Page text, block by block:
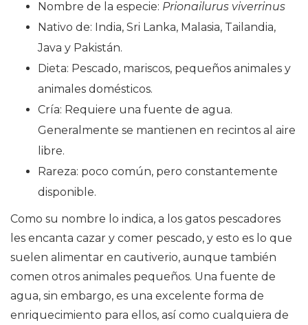
Nombre de la especie: Prionailurus viverrinus
Nativo de: India, Sri Lanka, Malasia, Tailandia,
Java y Pakistán.
Dieta: Pescado, mariscos, pequeños animales y
animales domésticos.
Cría: Requiere una fuente de agua.
Generalmente se mantienen en recintos al aire
libre.
Rareza: poco común, pero constantemente
disponible.
Como su nombre lo indica, a los gatos pescadores
les encanta cazar y comer pescado, y esto es lo que
suelen alimentar en cautiverio, aunque también
comen otros animales pequeños. Una fuente de
agua, sin embargo, es una excelente forma de
enriquecimiento para ellos, así como cualquiera de